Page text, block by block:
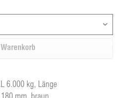
6.000 kg, Länge
Warenkorb